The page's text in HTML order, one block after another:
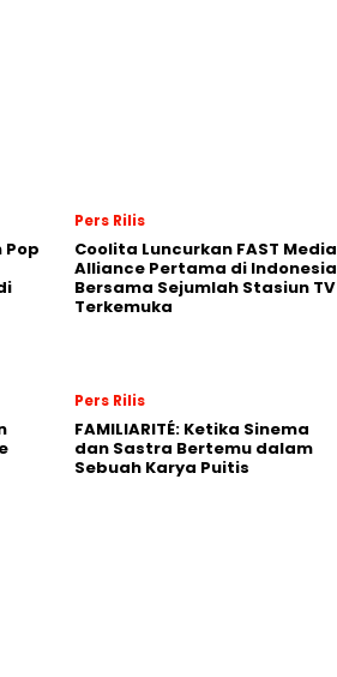
Pop
Pers Rilis
Coolita Luncurkan FAST Media
Alliance Pertama di Indonesia
Bersama Sejumlah Stasiun TV
Terkemuka
Pers Rilis
FAMILIARITÉ: Ketika Sinema
dan Sastra Bertemu dalam
Sebuah Karya Puitis